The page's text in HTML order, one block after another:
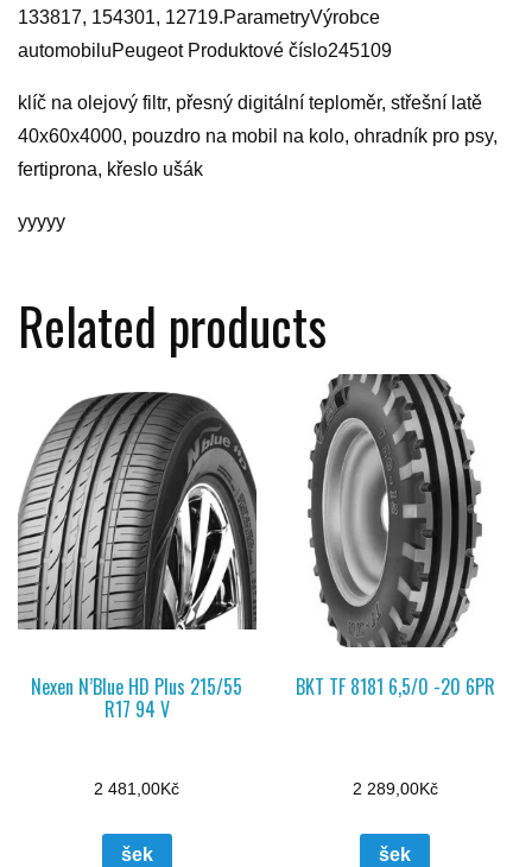
133817, 154301, 12719.ParametryVýrobce
automobiluPeugeot Produktové číslo245109
klíč na olejový filtr, přesný digitální teploměr, střešní latě
40x60x4000, pouzdro na mobil na kolo, ohradník pro psy,
fertiprona, křeslo ušák
yyyyy
Related products
Nexen N’Blue HD Plus 215/55
R17 94 V
2 481,00Kč
šek
BKT TF 8181 6,5/0 -20 6PR
2 289,00Kč
šek